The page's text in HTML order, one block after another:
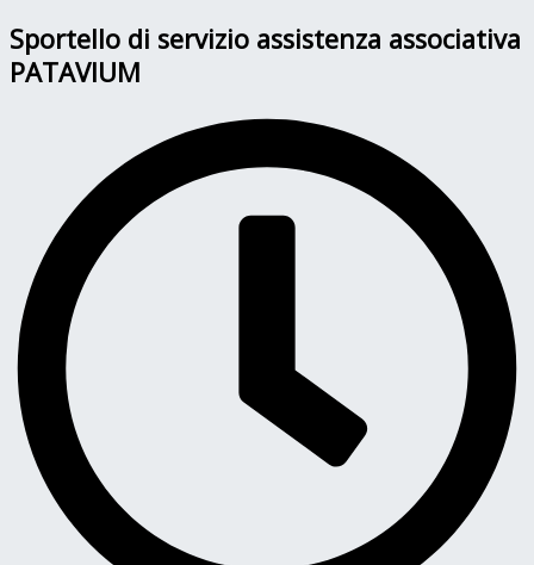
Sportello di servizio assistenza associativa
PATAVIUM